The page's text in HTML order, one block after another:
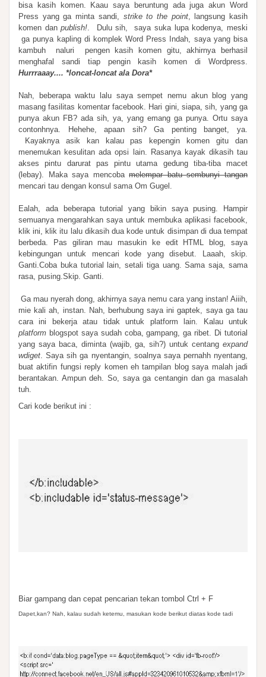
bisa kasih komen. Kaau saya beruntung ada juga akun Word
Press yang ga minta sandi, strike to the point, langsung kasih
komen danpublish!.
Dulu sih, saya suka lupa kodenya, meski
ga punya kapling di komplek Word Press Indah, saya yang bisa
kambuh naluri pengen kasih komen gitu, akhirnya berhasil
menghafal sandi tiap pengin kasih komen di Wordpress.
Hurrraaay.... *loncat-loncat ala Dora*
Nah, beberapa waktu lalu saya sempet nemu akun blog yang
masang fasilitas komentar facebook. Hari gini, siapa, sih, yang ga
punya akun FB? ada sih, ya, yang emang ga punya. Ortu saya
contonhnya. Hehehe, apaan sih? Ga penting banget, ya.
Kayaknya asik kan kalau pas kepengin komen gitu dan
menemukan kesulitan ada opsi lain. Rasanya kayak dikasih tau
akses pintu darurat pas pintu utama gedung tiba-tiba macet
(lebay). Maka saya mencobamelempar batu sembunyi tangan
mencari tau dengan konsul sama Om Gugel.
Ealah, ada beberapa tutorial yang bikin saya pusing. Hampir
semuanya mengarahkan saya untuk membuka aplikasi facebook,
klik ini, klik itu lalu dikasih dua kode untuk disimpan di dua tempat
berbeda. Pas giliran mau masukin ke edit HTML blog, saya
kebingungan untuk mencari kode yang disebut. Laaah, skip.
Ganti.Coba buka tutorial lain, setali tiga uang. Sama saja, sama
rasa, pusing.Skip. Ganti.
Ga mau nyerah dong, akhirnya saya nemu cara yang instan! Aiiih,
mie kali ah, instan. Nah, berhubung saya ini gaptek, saya ga tau
cara ini bekerja atau tidak untuk platform lain. Kalau untuk
platform blogspot saya sudah coba, gampang, ga ribet. Di tutorial
yang saya baca, diminta (wajib, ga, sih?) untuk centang expand
wdiget. Saya sih ga nyentangin, soalnya saya pernahh nyentang,
buat aktifin fungsi reply komen eh tampilan blog saya malah jadi
berantakan. Ampun deh. So, saya ga centangin dan ga masalah
tuh.
Cari kode berikut ini :
Biar gampang dan cepat pencarian tekan tombol Ctrl + F
Dapet,kan? Nah, kalau sudah ketemu, masukan kode berikut diatas kode tadi